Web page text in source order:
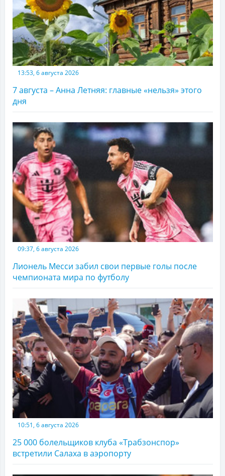
13:53, 6 августа 2026
7 августа – Анна Летняя: главные «нельзя» этого
дня
09:37, 6 августа 2026
Лионель Месси забил свои первые голы после
чемпионата мира по футболу
10:51, 6 августа 2026
25 000 болельщиков клуба «Трабзонспор»
встретили Салаха в аэропорту